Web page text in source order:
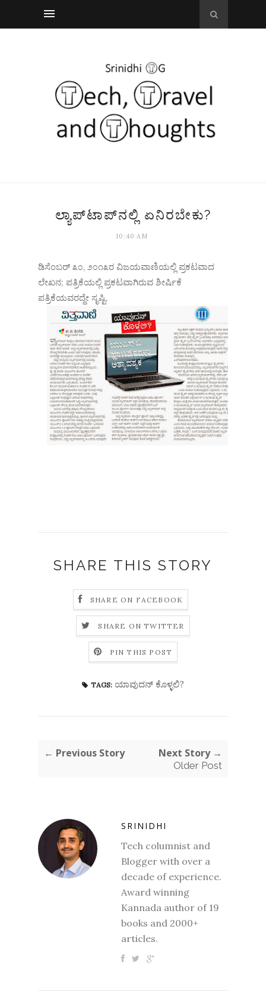
ಲ್ಯಾಪ್‌ಟಾಪ್‌ನಲ್ಲಿ ಏನಿರಬೇಕು?
10:40 AM
ಡಿಸೆಂಬರ್ ೩೦, ೨೦೧೩ರ ವಿಜಯವಾಣಿಯಲ್ಲಿ ಪ್ರಕಟವಾದ
ಲೇಖನ; ಪತ್ರಿಕೆಯಲ್ಲಿ ಪ್ರಕಟವಾಗಿರುವ ಶೀರ್ಷಿಕೆ
ಪತ್ರಿಕೆಯವರದ್ದೇ ಸೃಷ್ಟಿ.
SHARE THIS STORY
SHARE ON FACEBOOK
SHARE ON TWITTER
PIN THIS POST
TAGS: ಯಾವುದನ್ ಕೊಳ್ಳಲಿ?
← Previous Story Next Story →
Older Post
SRINIDHI
Tech columnist and
Blogger with over a
decade of experience.
Award winning
Kannada author of 19
books and 2000+
articles.